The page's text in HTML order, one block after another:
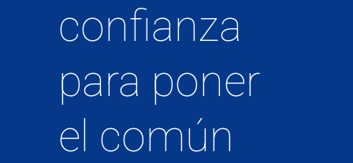
confianza
para poner
el común